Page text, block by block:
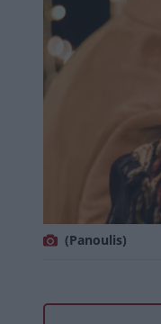
(Panoulis)